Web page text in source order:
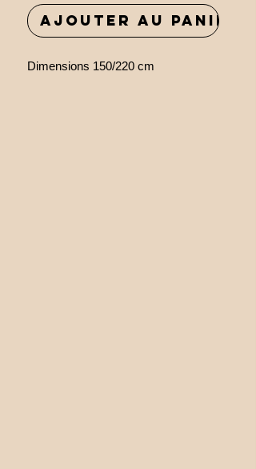
Ajouter au panier
Dimensions 150/220 cm